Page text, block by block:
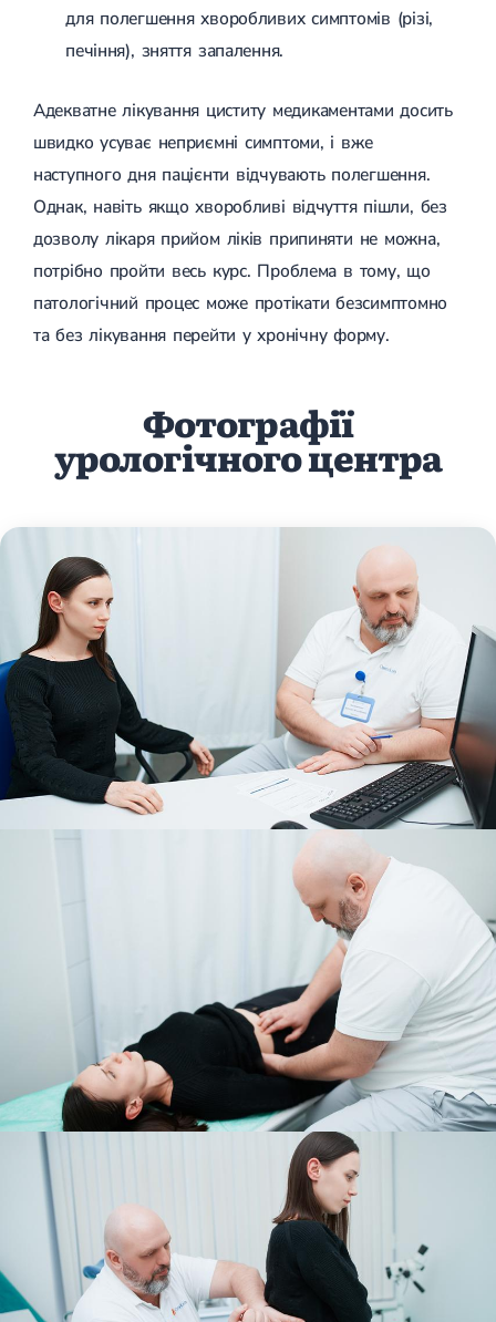
для полегшення хворобливих симптомів (різі,
печіння), зняття запалення.
Адекватне лікування циститу медикаментами досить
швидко усуває неприємні симптоми, і вже
наступного дня пацієнти відчувають полегшення.
Однак, навіть якщо хворобливі відчуття пішли, без
дозволу лікаря прийом ліків припиняти не можна,
потрібно пройти весь курс. Проблема в тому, що
патологічний процес може протікати безсимптомно
та без лікування перейти у хронічну форму.
Фотографії
урологічного центра